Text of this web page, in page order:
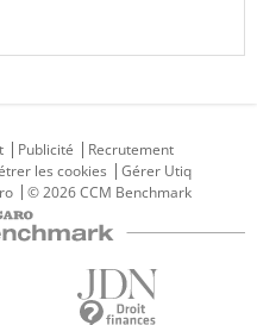
Publicité
Recrutement
les cookies
Gérer Utiq
© 2026 CCM Benchmark